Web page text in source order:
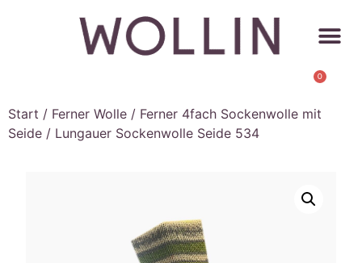
0
Start / Ferner Wolle / Ferner 4fach Sockenwolle mit
Seide / Lungauer Sockenwolle Seide 534